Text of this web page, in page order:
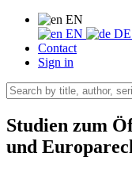
EN
EN
DE
Contact
Sign in
Studien zum
und